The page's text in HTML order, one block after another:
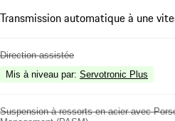
Transmission automatique à une
Direction assistée
Mis à niveau par: Servotronic Plus
Suspension à ressorts en acier avec